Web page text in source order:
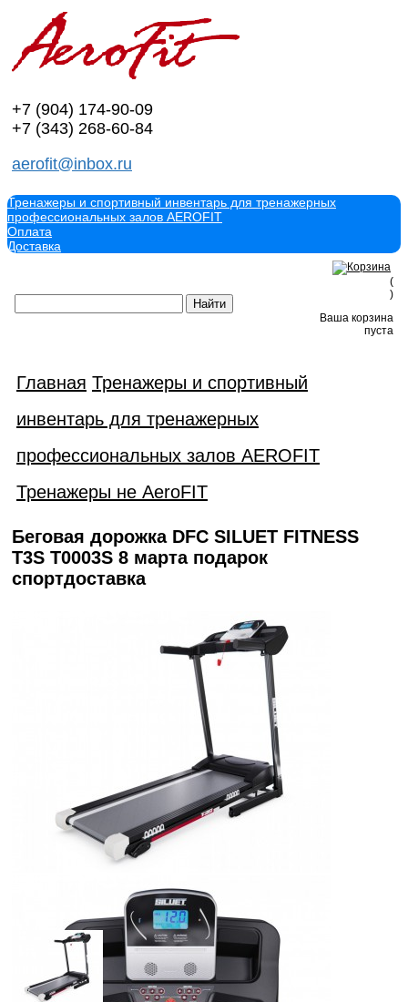
+7 (904) 174-90-09
+7 (343) 268-60-84
aerofit@inbox.ru
Тренажеры и спортивный инвентарь для тренажерных
профессиональных залов AEROFIT
Оплата
Доставка
(
)
Ваша корзина
пуста
Главная Тренажеры и спортивный
инвентарь для тренажерных
профессиональных залов AEROFIT
Тренажеры не AeroFIT
Беговая дорожка DFC SILUET FITNESS
T3S T0003S 8 марта подарок
спортдоставка